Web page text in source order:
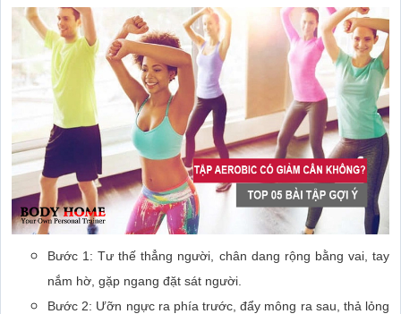
Bước 1: Tư thế thẳng người, chân dang rộng bằng vai, tay
nắm hờ, gặp ngang đặt sát người.
Bước 2: Ưỡn ngực ra phía trước, đẩy mông ra sau, thả lỏng